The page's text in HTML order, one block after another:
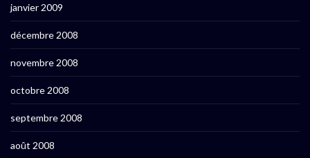
janvier 2009
décembre 2008
novembre 2008
octobre 2008
septembre 2008
août 2008